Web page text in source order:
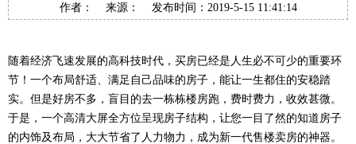
作者： 来源： 发布时间：2019-5-15 11:41:14
随着经济飞速发展的高科技时代，买房已经是人生必不可少的重要环
节！一个布局舒适、满足自己品味的房子，能让一生都住的安稳踏
实。但是好房不多，盲目的去一栋栋楼房跑，费时费力，收效甚微。
于是，一个高清大屏全方位呈现房子结构，让您一目了然的知道房子
的内饰及布局，大大节省了人力物力，成为新一代售楼卖房的神器。